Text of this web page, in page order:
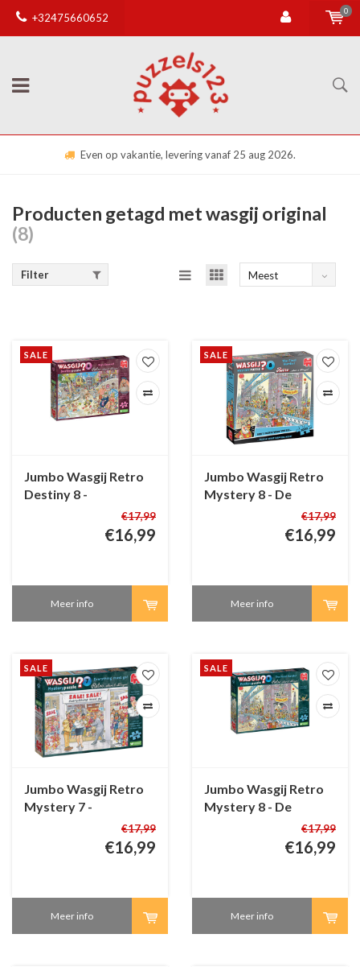
+32475660652
0
Even op vakantie, levering vanaf 25 aug 2026.
Producten getagd met wasgij original
(8)
Filter
Meest
SALE
Jumbo Wasgij Retro
Destiny 8 -
Hoogseizoen! - 1000
€17,99
€16,99
Meer info
SALE
Jumbo Wasgij Retro
Mystery 8 - De
Laatste Horde - 1000
€17,99
€16,99
Meer info
SALE
Jumbo Wasgij Retro
Mystery 7 -
Uitverkoop - 1000€17,99
€16,99
Meer info
SALE
Jumbo Wasgij Retro
Mystery 8 - De
Laatste Horde - 1000
€17,99
€16,99
Meer info